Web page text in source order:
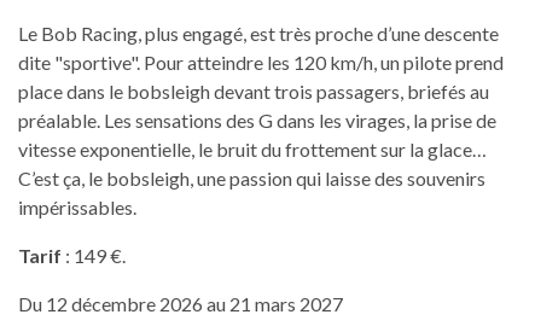
Le Bob Racing, plus engagé, est très proche d’une descente
dite "sportive". Pour atteindre les 120 km/h, un pilote prend
place dans le bobsleigh devant trois passagers, briefés au
préalable. Les sensations des G dans les virages, la prise de
vitesse exponentielle, le bruit du frottement sur la glace…
C’est ça, le bobsleigh, une passion qui laisse des souvenirs
impérissables.
Tarif : 149 €.
Du 12 décembre 2026 au 21 mars 2027